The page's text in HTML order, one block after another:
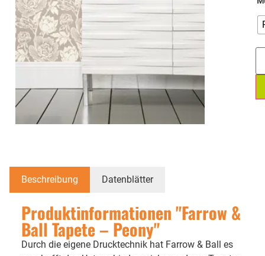
Beschreibung Datenblätter
Produktinformationen "Farrow &
Ball Tapete – Peony"
Durch die eigene Drucktechnik hat Farrow & Ball es